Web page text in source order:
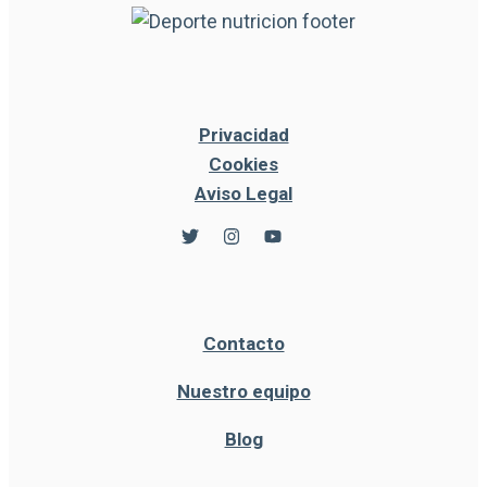
Privacidad
Cookies
Aviso Legal
Contacto
Nuestro equipo
Blog